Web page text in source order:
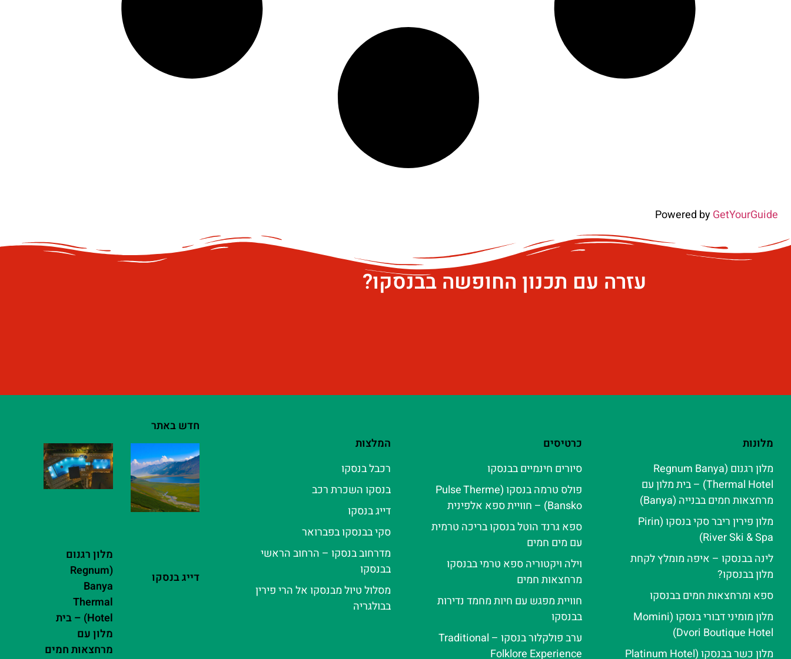
Powered byGetYourGuide
עזרה עם תכנון החופשה בבנסקו?
מלונות
מלון רגנום (Regnum Banya
Thermal Hotel) – בית מלון עם
מרחצאות חמים בבנייה (Banya)
מלון פירין ריבר סקי בנסקו (Pirin
River Ski & Spa‬)
לינה בבנסקו – איפה מומלץ לקחת
מלון בבנסקו?
ספא ומרחצאות חמים בבנסקו
מלון מומיני דבורי בנסקו (Momini
Dvori Boutique Hotel)
מלון כשר בבנסקו (Platinum Hotel
כרטיסים
סיורים חינמיים בבנסקו
פולס טרמה בנסקו (Pulse Therme
Bansko) – חוויית ספא אלפינית
ספא גרנד הוטל בנסקו בריכה טרמית
עם מים חמים
וילה ויקטוריה ספא טרמי בבנסקו
מרחצאות חמים
חוויית מפגש עם חיות מחמד נדירות
בבנסקו
ערב פולקלור בנסקו – Traditional
Folklore Experience
המלצות
רכבל בנסקו
בנסקו השכרת רכב
דייג בנסקו
סקי בבנסקו בפברואר
מדרחוב בנסקו – הרחוב הראשי
בבנסקו
מסלול טיול מבנסקו אל הרי פירין
בבולגריה
חדש באתר
דייג בנסקו
מלון רגנום
(Regnum
Banya
Thermal
Hotel) – בית
מלון עם
מרחצאות חמים